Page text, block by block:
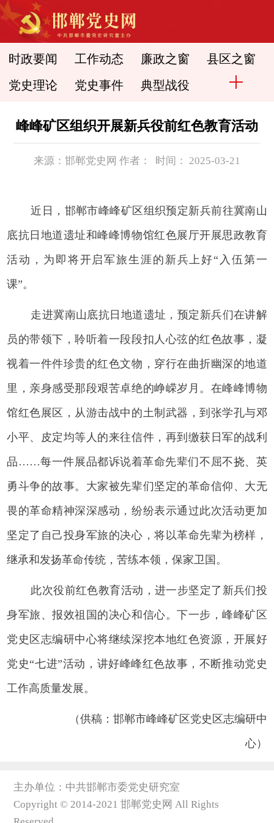
时政要闻 工作动态 廉政之窗 县区之窗
党史理论 党史事件 典型战役
峰峰矿区组织开展新兵役前红色教育活动
来源：邯郸党史网 作者： 时间： 2025-03-21
近日，邯郸市峰峰矿区组织预定新兵前往冀南山
底抗日地道遗址和峰峰博物馆红色展厅开展思政教育
活动，为即将开启军旅生涯的新兵上好“入伍第一
课”。
走进冀南山底抗日地道遗址，预定新兵们在讲解
员的带领下，聆听着一段段扣人心弦的红色故事，凝
视着一件件珍贵的红色文物，穿行在曲折幽深的地道
里，亲身感受那段艰苦卓绝的峥嵘岁月。在峰峰博物
馆红色展区，从游击战中的土制武器，到张学孔与邓
小平、皮定均等人的来往信件，再到缴获日军的战利
品……每一件展品都诉说着革命先辈们不屈不挠、英
勇斗争的故事。大家被先辈们坚定的革命信仰、大无
畏的革命精神深深感动，纷纷表示通过此次活动更加
坚定了自己投身军旅的决心，将以革命先辈为榜样，
继承和发扬革命传统，苦练本领，保家卫国。
此次役前红色教育活动，进一步坚定了新兵们投
身军旅、报效祖国的决心和信心。下一步，峰峰矿区
党史区志编研中心将继续深挖本地红色资源，开展好
党史“七进”活动，讲好峰峰红色故事，不断推动党史
工作高质量发展。
（供稿：邯郸市峰峰矿区党史区志编研中
心）
主办单位：中共邯郸市委党史研究室
Copyright © 2014-2021 邯郸党史网 All Rights